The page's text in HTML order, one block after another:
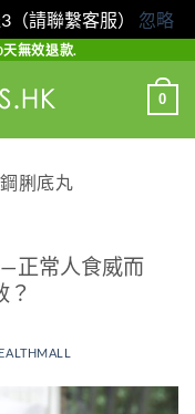
請聯繫客服） 忽略
無效退款.
0
脷底丸
正常人食威而
？